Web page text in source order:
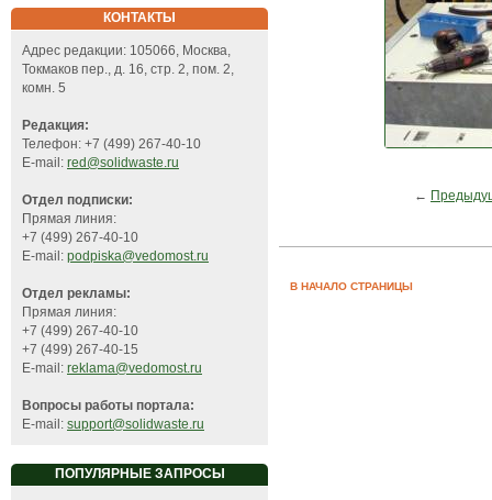
КОНТАКТЫ
Адрес редакции: 105066, Москва,
Токмаков пер., д. 16, стр. 2, пом. 2,
комн. 5
Редакция:
Телефон: +7 (499) 267-40-10
E-mail: red@solidwaste.ru
Отдел подписки:
Прямая линия:
+7 (499) 267-40-10
E-mail: podpiska@vedomost.ru
Отдел рекламы:
Прямая линия:
+7 (499) 267-40-10
+7 (499) 267-40-15
E-mail: reklama@vedomost.ru
Вопросы работы портала:
E-mail: support@solidwaste.ru
ПОПУЛЯРНЫЕ ЗАПРОСЫ
←
В НАЧАЛО СТРАНИЦЫ